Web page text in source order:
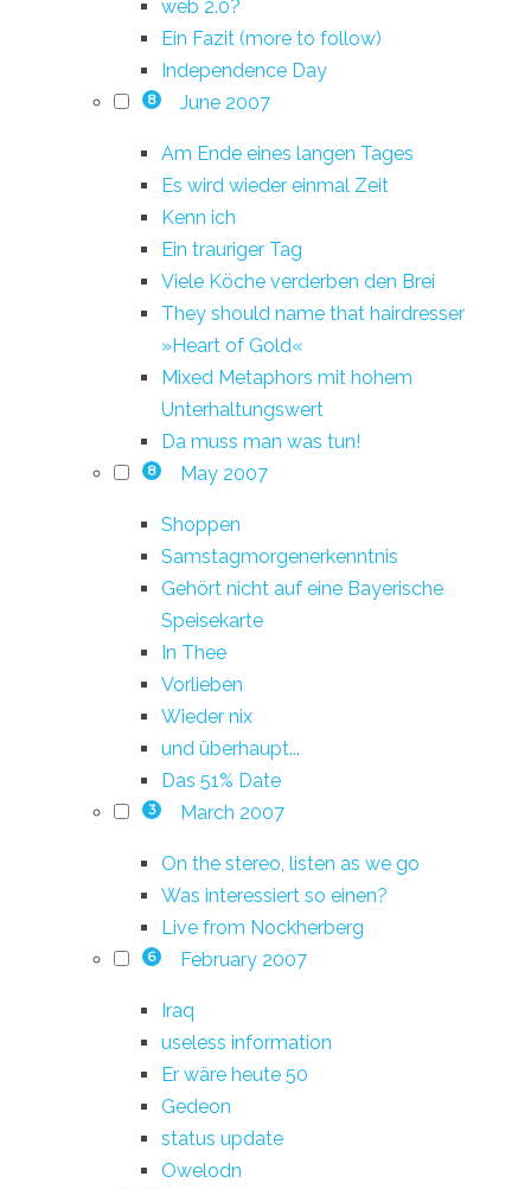
web 2.0?
Ein Fazit (more to follow)
Independence Day
8 June 2007
Am Ende eines langen Tages
Es wird wieder einmal Zeit
Kenn ich
Ein trauriger Tag
Viele Köche verderben den Brei
They should name that hairdresser
»Heart of Gold«
Mixed Metaphors mit hohem
Unterhaltungswert
Da muss man was tun!
8 May 2007
Shoppen
Samstagmorgenerkenntnis
Gehört nicht auf eine Bayerische
Speisekarte
In Thee
Vorlieben
Wieder nix
und überhaupt...
Das 51% Date
3 March 2007
On the stereo, listen as we go
Was interessiert so einen?
Live from Nockherberg
6 February 2007
Iraq
useless information
Er wäre heute 50
Gedeon
status update
Owelodn